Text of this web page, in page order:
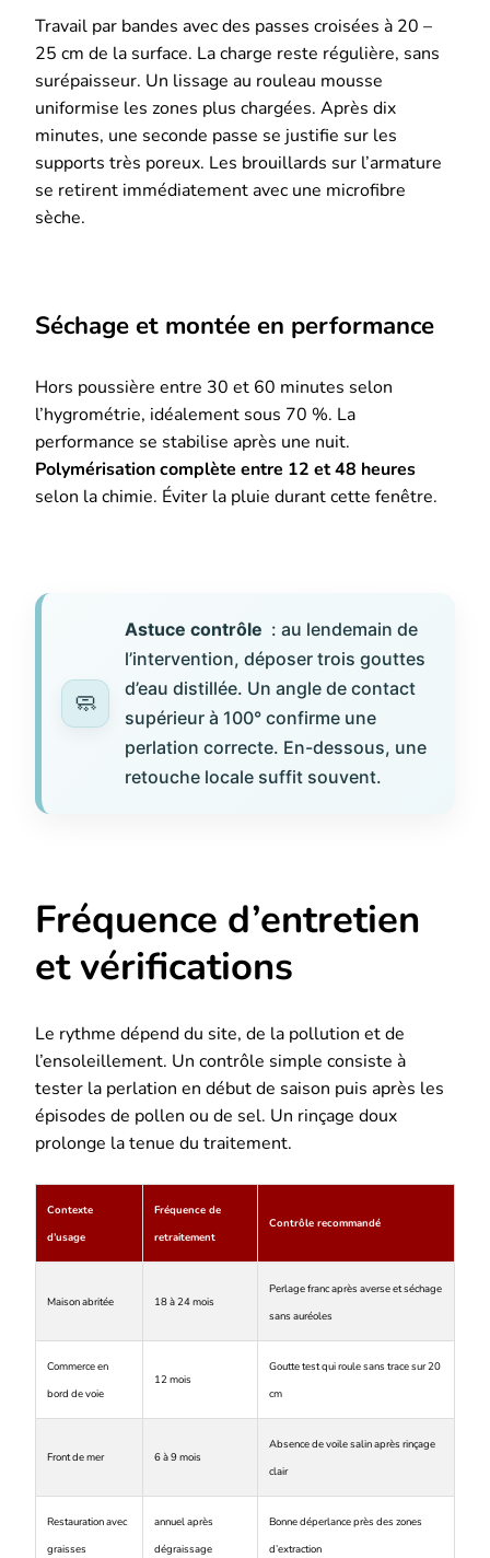
Travail par bandes avec des passes croisées à 20 –
25 cm de la surface. La charge reste régulière, sans
surépaisseur. Un lissage au rouleau mousse
uniformise les zones plus chargées. Après dix
minutes, une seconde passe se justifie sur les
supports très poreux. Les brouillards sur l’armature
se retirent immédiatement avec une microfibre
sèche.
Séchage et montée en performance
Hors poussière entre 30 et 60 minutes selon
l’hygrométrie, idéalement sous 70 %. La
performance se stabilise après une nuit.
Polymérisation complète entre 12 et 48 heures
selon la chimie. Éviter la pluie durant cette fenêtre.
Astuce contrôle : au lendemain de
l’intervention, déposer trois gouttes
d’eau distillée. Un angle de contact
supérieur à 100° confirme une
perlation correcte. En-dessous, une
retouche locale suffit souvent.
Fréquence d’entretien
et vérifications
Le rythme dépend du site, de la pollution et de
l’ensoleillement. Un contrôle simple consiste à
tester la perlation en début de saison puis après les
épisodes de pollen ou de sel. Un rinçage doux
prolonge la tenue du traitement.
Contexte
d’usage
Fréquence de
retraitement
Contrôle recommandé
Maison abritée 18 à 24 mois
Perlage franc après averse et séchage
sans auréoles
Commerce en
bord de voie
12 mois
Goutte test qui roule sans trace sur 20
cm
Front de mer 6 à 9 mois
Absence de voile salin après rinçage
clair
Restauration avec
graisses
annuel après
dégraissage
Bonne déperlance près des zones
d’extraction